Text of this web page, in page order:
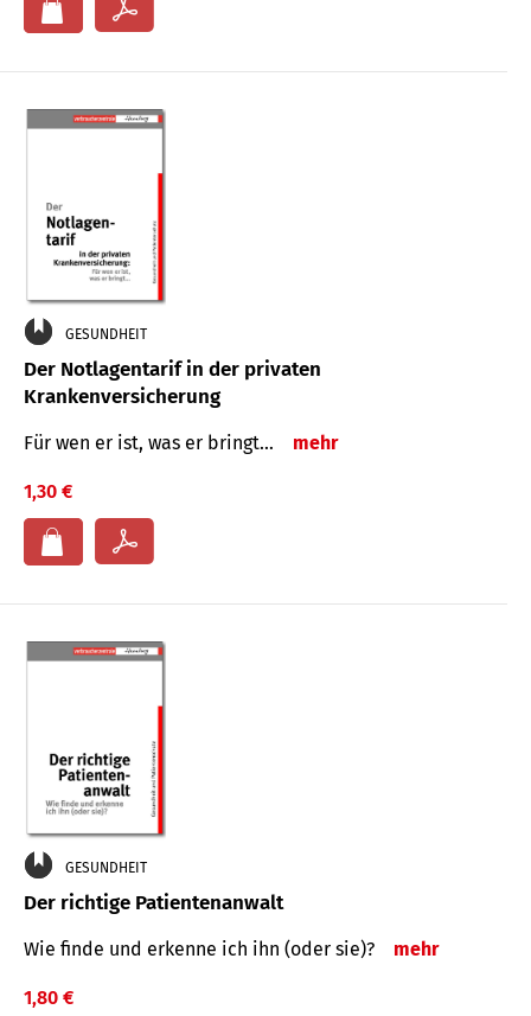
GESUNDHEIT
Der Notlagentarif in der privaten
Krankenversicherung
Für wen er ist, was er bringt… mehr
1,30 €
GESUNDHEIT
Der richtige Patientenanwalt
Wie finde und erkenne ich ihn (oder sie)? mehr
1,80 €